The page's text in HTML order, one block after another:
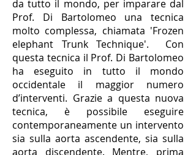
da tutto il mondo, per imparare dal
Prof. Di Bartolomeo una tecnica
molto complessa, chiamata 'Frozen
elephant Trunk Technique'. Con
questa tecnica il Prof. Di Bartolomeo
ha eseguito in tutto il mondo
occidentale il maggior numero
d’interventi. Grazie a questa nuova
tecnica, è possibile eseguire
contemporaneamente un intervento
sia sulla aorta ascendente, sia sulla
aorta discendente. Mentre, prima